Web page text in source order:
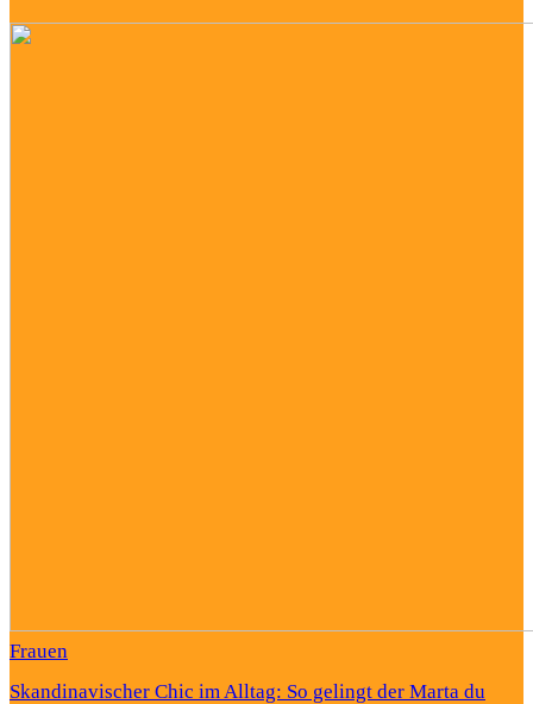
Frauen
Skandinavischer Chic im Alltag: So gelingt der Marta du